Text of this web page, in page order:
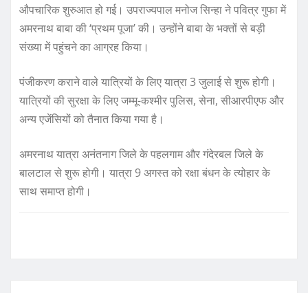
औपचारिक शुरुआत हो गई। उपराज्यपाल मनोज सिन्हा ने पवित्र गुफा में
अमरनाथ बाबा की ‘प्रथम पूजा’ की। उन्होंने बाबा के भक्तों से बड़ी
संख्या में पहुंचने का आग्रह किया।
पंजीकरण कराने वाले यात्रियों के लिए यात्रा 3 जुलाई से शुरू होगी।
यात्रियों की सुरक्षा के लिए जम्मू-कश्मीर पुलिस, सेना, सीआरपीएफ और
अन्य एजेंसियों को तैनात किया गया है।
अमरनाथ यात्रा अनंतनाग जिले के पहलगाम और गंदेरबल जिले के
बालटाल से शुरू होगी। यात्रा 9 अगस्त को रक्षा बंधन के त्योहार के
साथ समाप्त होगी।